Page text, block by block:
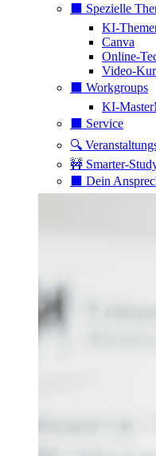
⬛️ Spezielle
KI-
Canva
Online-
Video-
⬛️ Workgroups
KI-
⬛️ Service
🔍
🚧 Smarter-
⬛️ Dein